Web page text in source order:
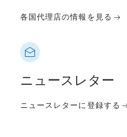
各国代理店の情報を見る
ニュースレター
ニュースレターに登録する